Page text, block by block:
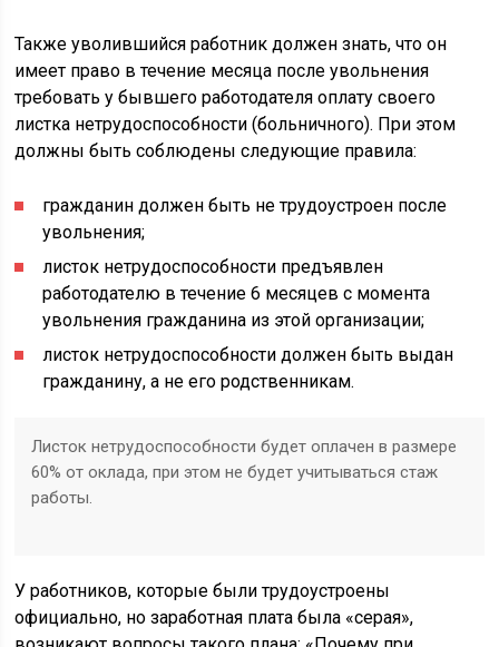
Также уволившийся работник должен знать, что он
имеет право в течение месяца после увольнения
требовать у бывшего работодателя оплату своего
листка нетрудоспособности (больничного). При этом
должны быть соблюдены следующие правила:
гражданин должен быть не трудоустроен после
увольнения;
листок нетрудоспособности предъявлен
работодателю в течение 6 месяцев с момента
увольнения гражданина из этой организации;
листок нетрудоспособности должен быть выдан
гражданину, а не его родственникам.
Листок нетрудоспособности будет оплачен в размере
60% от оклада, при этом не будет учитываться стаж
работы.
У работников, которые были трудоустроены
официально, но заработная плата была «серая»,